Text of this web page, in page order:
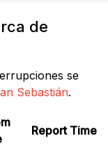
de
se
Sebastián.
Report Time